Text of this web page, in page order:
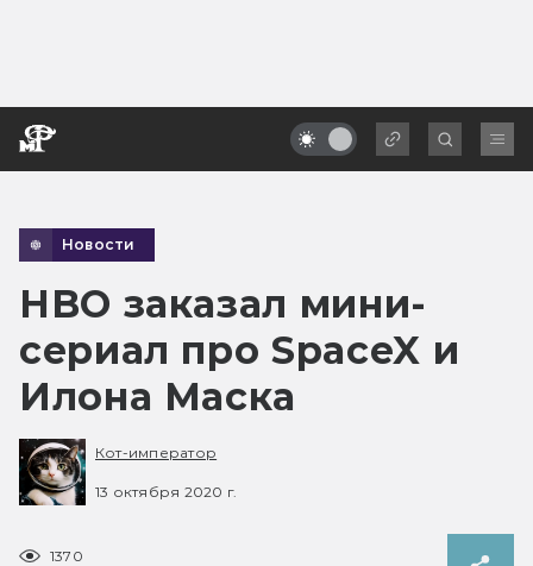
Новости
HBO заказал мини-
сериал про SpaceX и
Илона Маска
Кот-император
13 октября 2020 г.
1370